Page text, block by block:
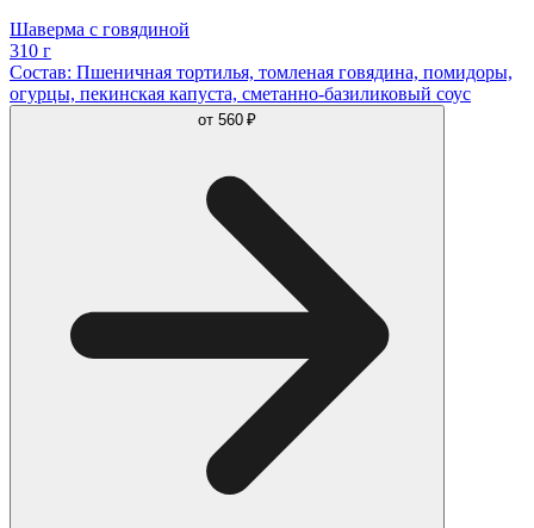
Шаверма с говядиной
310 г
Состав: Пшеничная тортилья, томленая говядина, помидоры,
огурцы, пекинская капуста, сметанно-базиликовый соус
от 560 ₽